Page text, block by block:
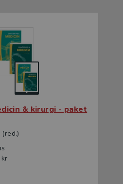
& kirurgi - paket